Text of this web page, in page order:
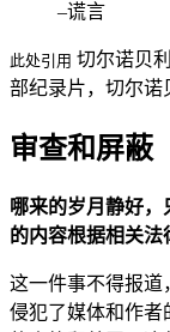
–谎言
此处引用 切尔诺贝
部纪录片，切尔诺
审查和屏蔽
哪来的岁月静好，
的内容根据相关法
这一件事不得报道
侵犯了媒体和作者